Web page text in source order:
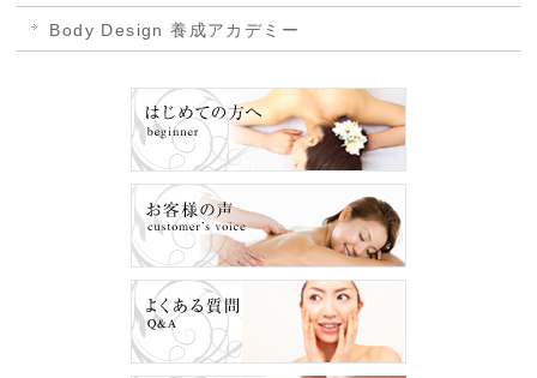
Body Design 養成アカデミー